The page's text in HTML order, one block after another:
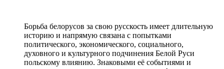
Борьба белорусов за свою русскость имеет длительную
историю и напрямую связана с попытками
политического, экономического, социального,
духовного и культурного подчинения Белой Руси
польскому влиянию. Знаковыми её событиями и